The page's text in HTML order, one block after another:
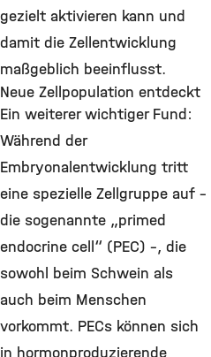
gezielt aktivieren kann und
damit die Zellentwicklung
maßgeblich beeinflusst.
Neue Zellpopulation entdeckt
Ein weiterer wichtiger Fund:
Während der
Embryonalentwicklung tritt
eine spezielle Zellgruppe auf –
die sogenannte „primed
endocrine cell“ (PEC) –, die
sowohl beim Schwein als
auch beim Menschen
vorkommt. PECs können sich
in hormonproduzierende